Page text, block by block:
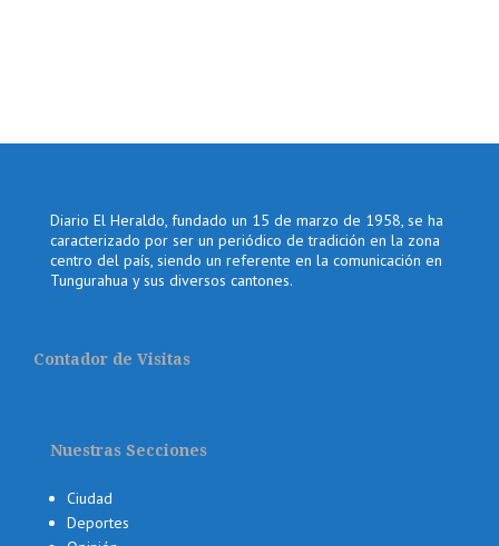
Diario El Heraldo, fundado un 15 de marzo de 1958, se ha
caracterizado por ser un periódico de tradición en la zona
centro del país, siendo un referente en la comunicación en
Tungurahua y sus diversos cantones.
Contador de Visitas
Nuestras Secciones
Ciudad
Deportes